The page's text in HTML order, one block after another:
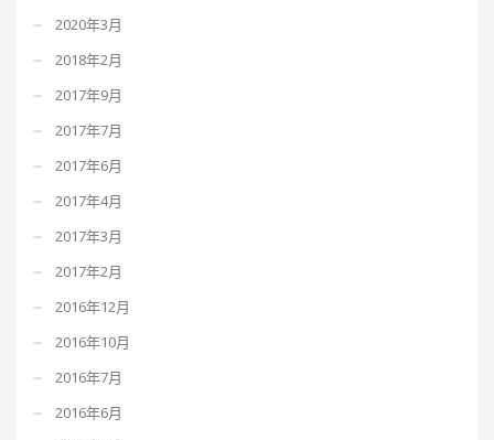
2020年3月
2018年2月
2017年9月
2017年7月
2017年6月
2017年4月
2017年3月
2017年2月
2016年12月
2016年10月
2016年7月
2016年6月